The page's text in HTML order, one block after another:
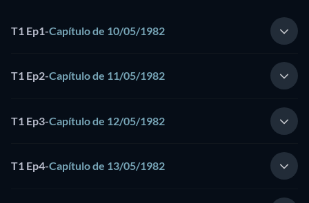
T1 Ep1-Capítulo de 10/05/1982
T1 Ep2-Capítulo de 11/05/1982
T1 Ep3-Capítulo de 12/05/1982
T1 Ep4-Capítulo de 13/05/1982